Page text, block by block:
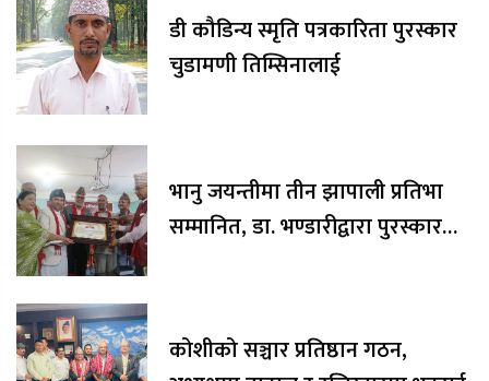
डी कौडिन्य स्मृति पत्रकारिता पुरस्कार
चुडामणी तिम्सिनालाई
भानु जयन्तीमा तीन झापाली प्रतिभा
सम्मानित, डा. भण्डारीद्वारा पुरस्कार
कोशीको सञ्चार प्रतिष्ठान गठन,